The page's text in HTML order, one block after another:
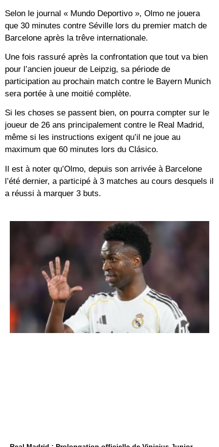
Selon le journal « Mundo Deportivo », Olmo ne jouera
que 30 minutes contre Séville lors du premier match de
Barcelone après la trêve internationale.
Une fois rassuré après la confrontation que tout va bien
pour l’ancien joueur de Leipzig, sa période de
participation au prochain match contre le Bayern Munich
sera portée à une moitié complète.
Si les choses se passent bien, on pourra compter sur le
joueur de 26 ans principalement contre le Real Madrid,
même si les instructions exigent qu’il ne joue au
maximum que 60 minutes lors du Clásico.
Il est à noter qu’Olmo, depuis son arrivée à Barcelone
l’été dernier, a participé à 3 matches au cours desquels il
a réussi à marquer 3 buts.